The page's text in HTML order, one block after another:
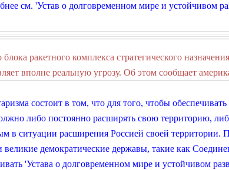
см. 'Устав о долговременном мире и устойчивом
ракетного комплекса стратегического
вполне реальную угрозу. Об этом сообщает
состоит в том, что для того, чтобы обеспечивать
либо постоянно расширять свою территорию,
в ситуации расширения Россией своей территории.
великие демократические державы, такие как
'Устава о долговременном мире и устойчивом